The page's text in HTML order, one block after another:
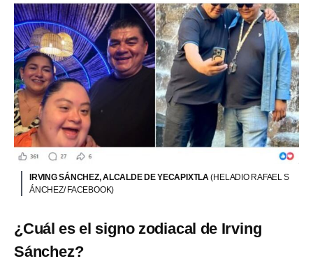
IRVING SÁNCHEZ, ALCALDE DE YECAPIXTLA(HELADIO RAFAEL S
ÁNCHEZ/ FACEBOOK)
¿Cuál es el signo zodiacal de Irving
Sánchez?